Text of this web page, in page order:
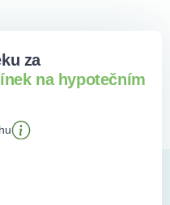
za
na hypotečním